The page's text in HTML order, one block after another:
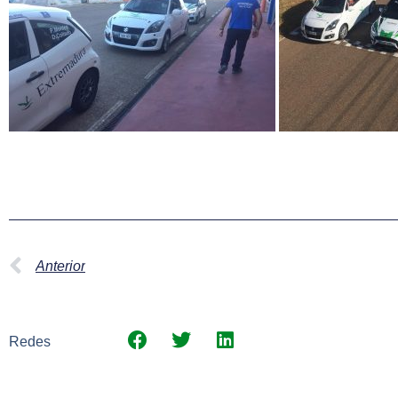
Anterior
Redes